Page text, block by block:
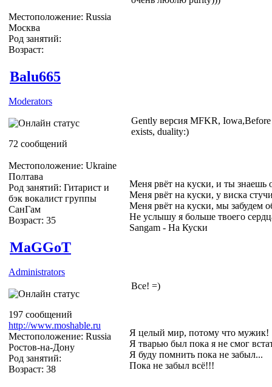
Местоположение: Russia
Москва
Род занятий:
Возраст:
Balu665
Moderators
72 сообщений
Местоположение: Ukraine
Полтава
Род занятий: Гитарист и
бэк вокалист группы
СанГам
Возраст: 35
Gently версия MFKR,
exists, duality:)
Меня рвёт на куски, и ты знаешь
Меня рвёт на куски, у виска
Меня рвёт на куски, мы забудем
Не услышу я больше твоего
Sangam - На Куски
MaGGoT
Administrators
197 сообщений
http://www.moshable.ru
Местоположение: Russia
Ростов-на-Дону
Род занятий:
Возраст: 38
Все! =)
Я целый мир, потому что мужик!
Я тварью был пока я не смог
Я буду помнить пока не забыл...
Пока не забыл всё!!!